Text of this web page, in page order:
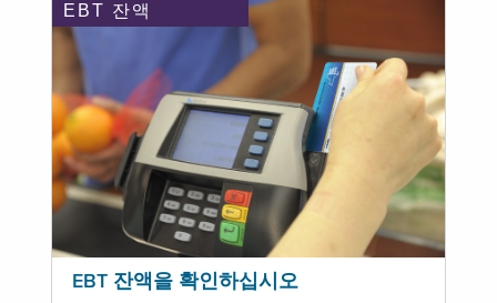
EBT 잔액
EBT 잔액을 확인하십시오